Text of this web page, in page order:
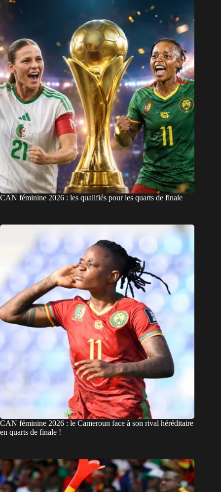
CAN féminine 2026 : les qualifiés pour les quarts de finale
CAN féminine 2026 : le Cameroun face à son rival héréditaire
en quarts de finale !